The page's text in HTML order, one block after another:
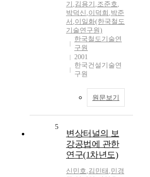
기 ,김용기 ,조준호,
박덕신 ,이덕희 ,박준
서 ,이일화(한국철도
기술연구원)
한국철도기술연
구원
2001
한국건설기술연
구원
원문보기
5
변상터널의 보
강공법에 관한
연구(1차년도)
신민호,김민태 ,민경